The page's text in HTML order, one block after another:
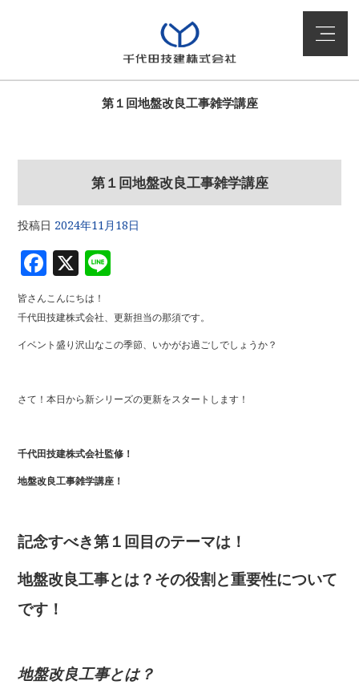
第１回地盤改良工事雑学講座
第１回地盤改良工事雑学講座
投稿日 2024年11月18日
F
a
c
e
o
k
X
e
皆さんこんにちは！
千代田技建株式会社、更新担当の那須です。
イベント盛り沢山なこの季節、いかがお過ごしでしょうか？
さて！本日から新シリーズの更新をスタートします！
千代田技建株式会社監修！
地盤改良工事雑学講座！
記念すべき第１回目のテーマは！
地盤改良工事とは？その役割と重要性について
です！
地盤改良工事とは？